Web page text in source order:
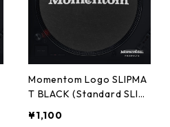
Momentom Logo SLIPMA
T BLACK (Standard SLIP
¥1,100